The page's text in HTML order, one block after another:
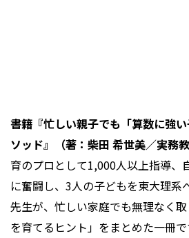
書籍『忙しい親子でも「算数に強
ソッド』（著：柴田 希世美／実務教
育のプロとして1,000人以上指導、
に奮闘し、3人の子どもを東大理系
先生が、忙しい家庭でも無理なく
を育てるヒント」をまとめた一冊で